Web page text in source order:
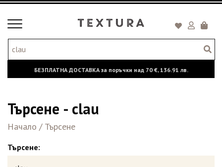
Toggle
БЕЗПЛАТНА ДОСТАВКА за поръчки над 70 €,136.91 лв.
Търсене - clau
Начало / Търсене
Търсене: